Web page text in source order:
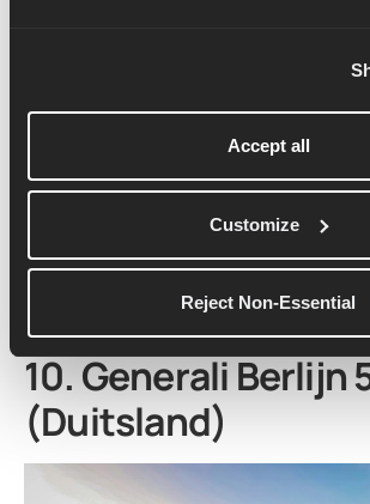
Accept all
Customize
Reject Non-Essential
plekken zoals het VN-gebouw en Grand
en eindigt dan helemaal in Central Park
finishlijn van de marathon.
Het is een vlakke, snelle en elektrische
van de stad goed laat zien. Met
top organisatie en een geweldige sfeer
een marathonweekend wilt proeven,
volledige 42,2 kilometer te lopen.
10. Generali Berlijn
(Duitsland)